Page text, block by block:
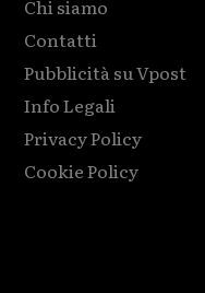
Chi siamo
Contatti
Pubblicità su Vpost
Info Legali
Privacy Policy
Cookie Policy